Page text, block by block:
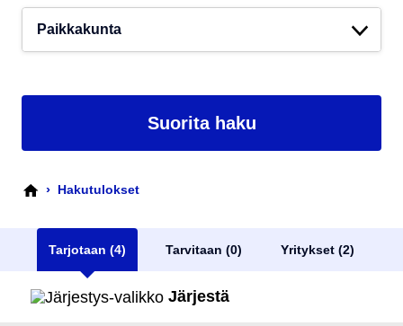
Suorita haku
› Hakutulokset
Tarjotaan (4) Tarvitaan (0) Yritykset (2)
Järjestä